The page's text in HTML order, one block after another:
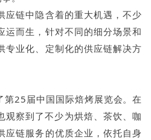
应链中隐含着的重大机遇，不少
运而生，针对不同的细分场景和
专业化、定制化的供应链解决方
25届中国国际焙烤展览会。在
察到了不少为烘焙、茶饮、咖
应链服务的优质企业，依托自身